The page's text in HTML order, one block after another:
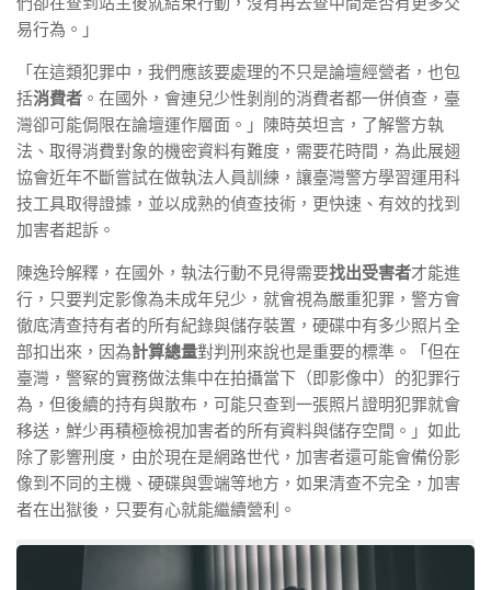
易行為。」
「在這類犯罪中，我們應該要處理的不只是論壇經營者，也包
括消費者 。在國外，會連兒少性剝削的消費者都一併偵查，臺
灣卻可能侷限在論壇運作層面。」陳時英坦言，了解警方執
法、取得消費對象的機密資料有難度，需要花時間，為此展翅
協會近年不斷嘗試在做執法人員訓練，讓臺灣警方學習運用科
技工具取得證據，並以成熟的偵查技術，更快速、有效的找到
加害者起訴。
陳逸玲解釋，在國外，執法行動不見得需要找出受害者才能進
行，只要判定影像為未成年兒少，就會視為嚴重犯罪，警方會
徹底清查持有者的所有紀錄與儲存裝置，硬碟中有多少照片全
部扣出來，因為計算總量對判刑來說也是重要的標準。「但在
臺灣，警察的實務做法集中在拍攝當下（即影像中）的犯罪行
為，但後續的持有與散布，可能只查到一張照片證明犯罪就會
移送，鮮少再積極檢視加害者的所有資料與儲存空間。」如此
除了影響刑度，由於現在是網路世代，加害者還可能會備份影
像到不同的主機、硬碟與雲端等地方，如果清查不完全，加害
者在出獄後，只要有心就能繼續營利。